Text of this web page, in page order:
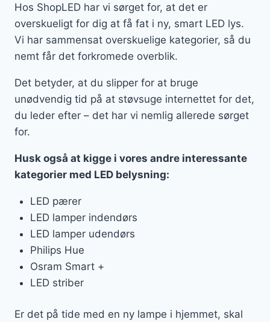
Hos ShopLED har vi sørget for, at det er
overskueligt for dig at få fat i ny, smart LED lys.
Vi har sammensat overskuelige kategorier, så du
nemt får det forkromede overblik.
Det betyder, at du slipper for at bruge
unødvendig tid på at støvsuge internettet for det,
du leder efter – det har vi nemlig allerede sørget
for.
Husk også at kigge i vores andre interessante
kategorier med LED belysning:
LED pærer
LED lamper indendørs
LED lamper udendørs
Philips Hue
Osram Smart +
LED striber
Er det på tide med en ny lampe i hjemmet, skal